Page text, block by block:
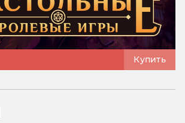
Купить